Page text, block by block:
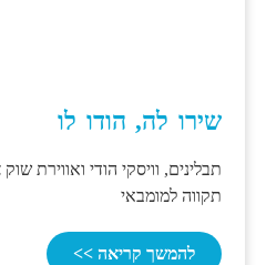
שירו לה, הודו לו
תבלינים, וויסקי הודי ואווירת
תקווה למומבאי
להמשך קריאה >>